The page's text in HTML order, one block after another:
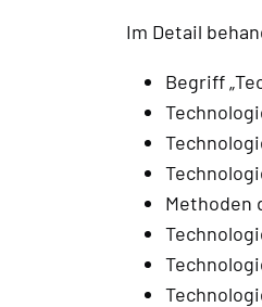
Im Detail
Begriff
Methoden